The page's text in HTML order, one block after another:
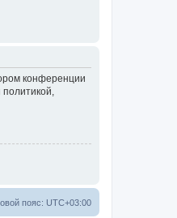
конференции
политикой,
пояс: UTC+03:00